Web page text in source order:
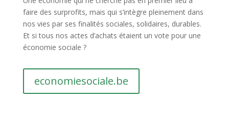
faire des surprofits, mais qui s’intègre pleinement dans
nos vies par ses finalités sociales, solidaires, durables.
Et si tous nos actes d’achats étaient un vote pour une
économie sociale ?
economiesociale.be